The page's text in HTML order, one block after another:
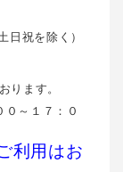
日祝を除く）
ります。
～１７：０
利用はお